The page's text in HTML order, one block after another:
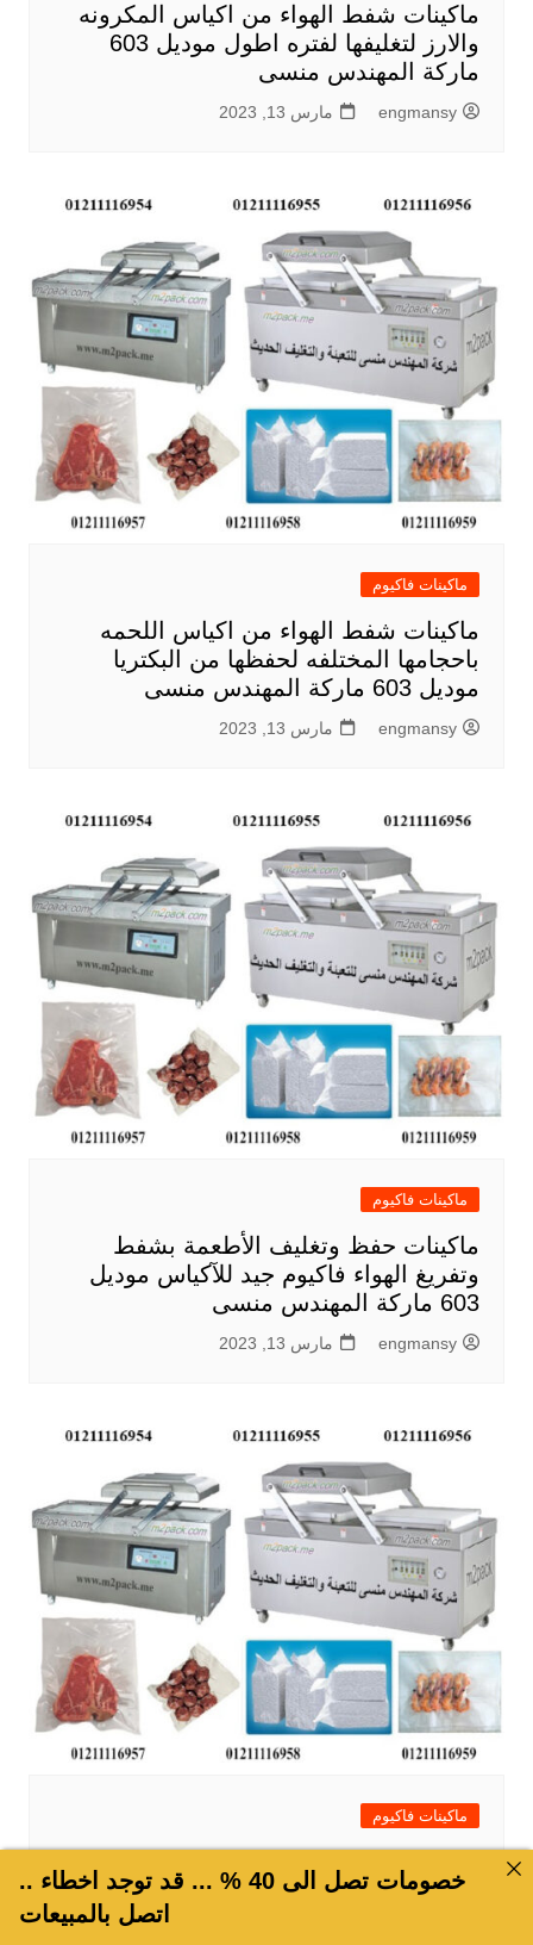
ماكينات شفط الهواء من اكياس المكرونه
والارز لتغليفها لفتره اطول موديل 603
ماركة المهندس منسى
engmansy مارس 13, 2023
ماكينات فاكيوم
ماكينات شفط الهواء من اكياس اللحمه
باحجامها المختلفه لحفظها من البكتريا
موديل 603 ماركة المهندس منسى
engmansy مارس 13, 2023
ماكينات فاكيوم
ماكينات حفظ وتغليف الأطعمة بشفط
وتفريغ الهواء فاكيوم جيد للآكياس موديل
603 ماركة المهندس منسى
engmansy مارس 13, 2023
ماكينات فاكيوم
شفط الهواء من الاكياس موديل 603 ماركة
خصومات تصل الى 40 % ... قد توجد اخطاء ..
اتصل بالمبيعات